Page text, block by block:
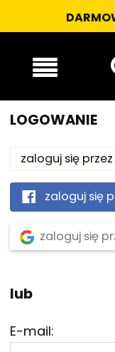
LOGOWANIE
zaloguj się
zaloguj się
zaloguj się
lub
E-mail: